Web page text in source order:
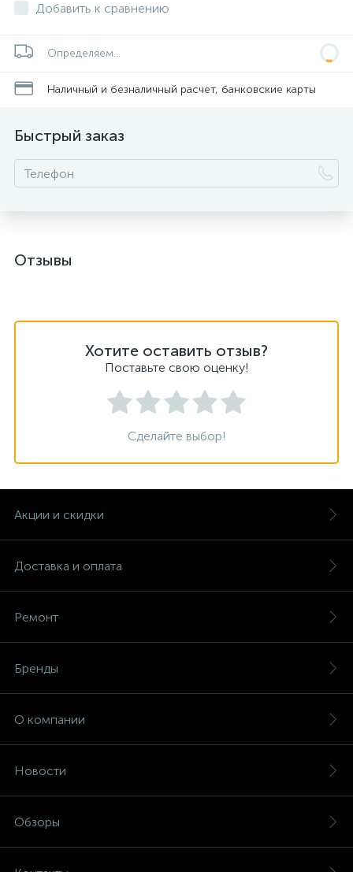
Добавить к сравнению
Определяем...
Наличный и безналичный расчет, банковские карты
Быстрый заказ
Отзывы
Хотите оставить отзыв?
Поставьте свою оценку!
Сделайте выбор!
Акции и скидки
Доставка и оплата
Ремонт
Бренды
О компании
Новости
Обзоры